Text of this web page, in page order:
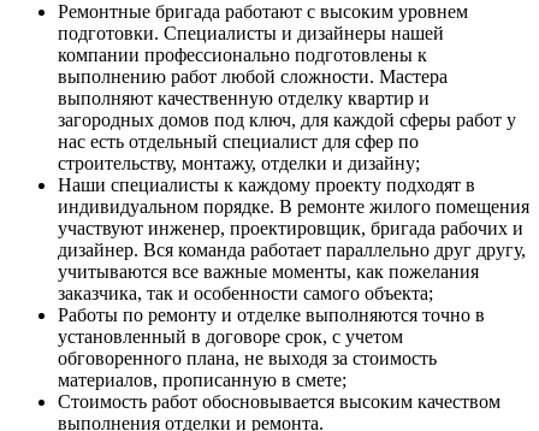
Ремонтные бригада работают с высоким уровнем
подготовки. Специалисты и дизайнеры нашей
компании профессионально подготовлены к
выполнению работ любой сложности. Мастера
выполняют качественную отделку квартир и
загородных домов под ключ, для каждой сферы работ у
нас есть отдельный специалист для сфер по
строительству, монтажу, отделки и дизайну;
Наши специалисты к каждому проекту подходят в
индивидуальном порядке. В ремонте жилого помещения
участвуют инженер, проектировщик, бригада рабочих и
дизайнер. Вся команда работает параллельно друг другу,
учитываются все важные моменты, как пожелания
заказчика, так и особенности самого объекта;
Работы по ремонту и отделке выполняются точно в
установленный в договоре срок, с учетом
обговоренного плана, не выходя за стоимость
материалов, прописанную в смете;
Стоимость работ обосновывается высоким качеством
выполнения отделки и ремонта.